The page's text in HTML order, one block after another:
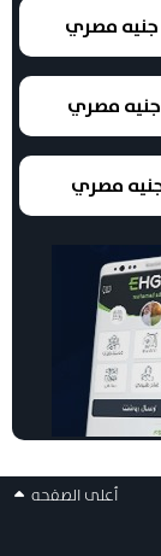
أعلى الصفحه